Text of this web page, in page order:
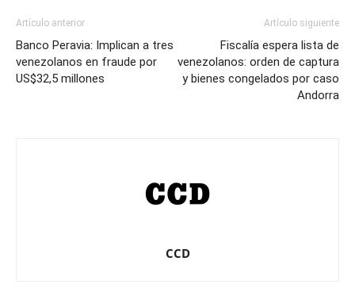
Artículo anterior
Banco Peravia: Implican a tres
venezolanos en fraude por
US$32,5 millones
Artículo siguiente
Fiscalía espera lista de
venezolanos: orden de captura
y bienes congelados por caso
Andorra
CCD